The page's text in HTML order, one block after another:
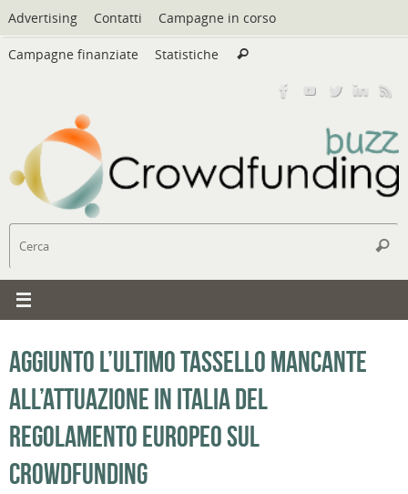
Vai
al
contenuto
Advertising Contatti Campagne in corso
Campagne finanziate Statistiche Cerca
Cerca
Aggiunto l’ultimo tassello mancante
all’attuazione in Italia del
regolamento europeo sul
crowdfunding